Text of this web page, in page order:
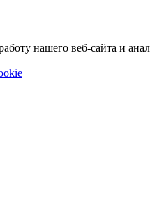
нашего веб-сайта и